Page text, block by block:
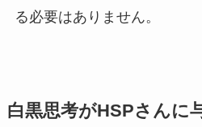
る必要はありません。
白黒思考がHSPさんに